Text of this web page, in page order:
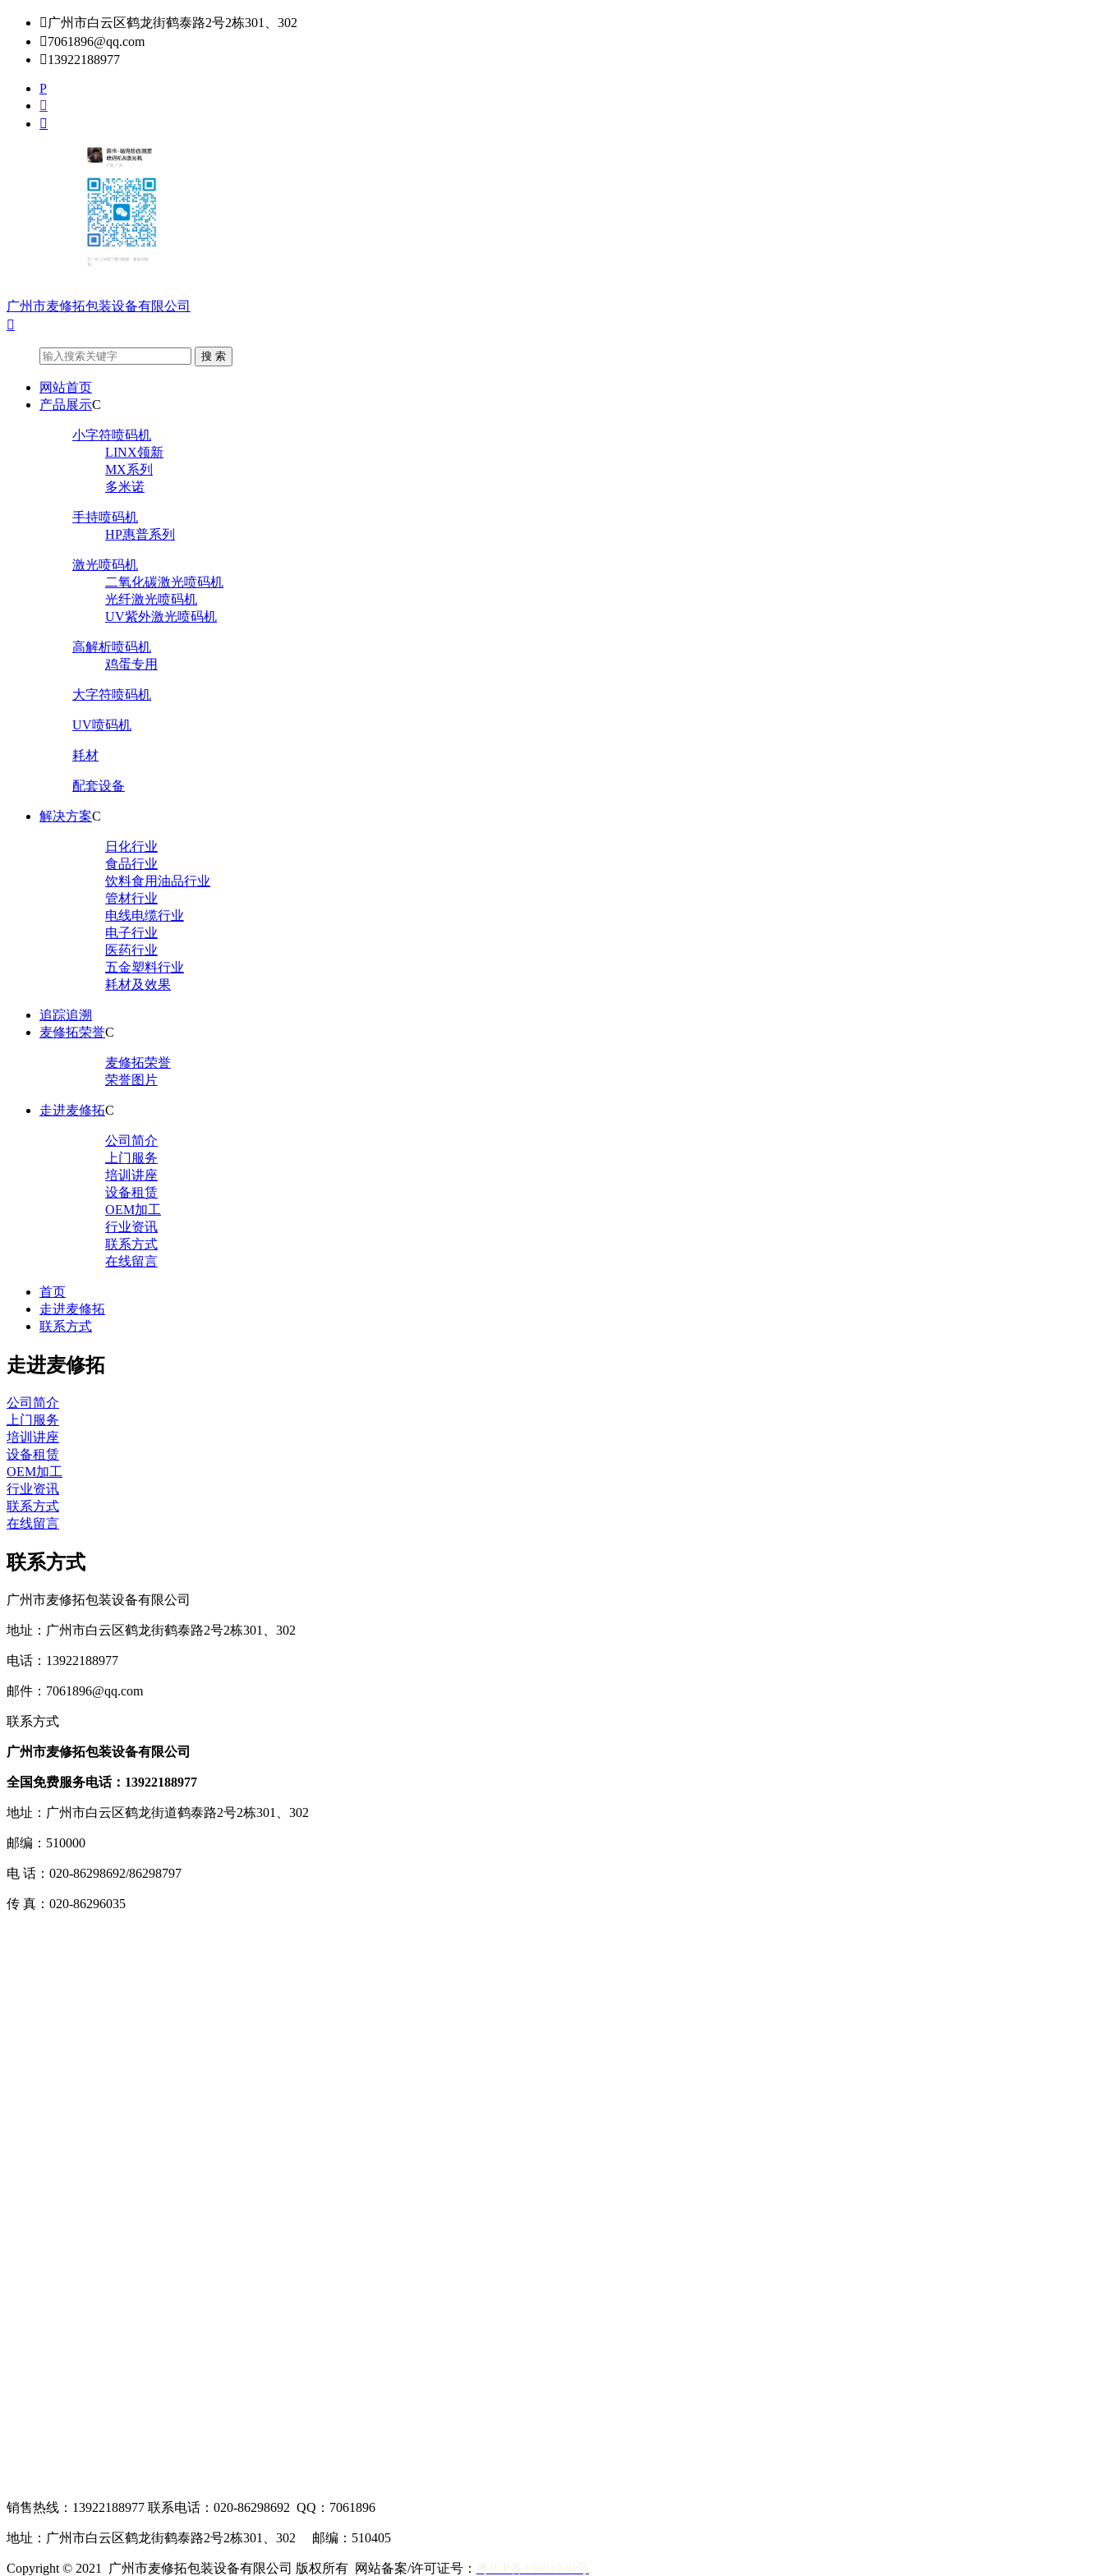
 广州市白云区鹤龙街鹤泰路2号2栋301、302
7061896@qq.com
13922188977
P


广州市麦修拓包装设备有限公司

网站首页
产品展示C
小字符喷码机
LINX领新
MX系列
多米诺
手持喷码机
HP惠普系列
激光喷码机
二氧化碳激光喷码机
光纤激光喷码机
UV紫外激光喷码机
高解析喷码机
鸡蛋专用
大字符喷码机
UV喷码机
耗材
配套设备
解决方案C
日化行业
食品行业
饮料食用油品行业
管材行业
电线电缆行业
电子行业
医药行业
五金塑料行业
耗材及效果
追踪追溯
麦修拓荣誉C
麦修拓荣誉
荣誉图片
走进麦修拓C
公司简介
上门服务
培训讲座
设备租赁
OEM加工
行业资讯
联系方式
在线留言
首页
走进麦修拓
联系方式
走进麦修拓
公司简介
上门服务
培训讲座
设备租赁
OEM加工
行业资讯
联系方式
在线留言
联系方式
广州市麦修拓包装设备有限公司
地址：广州市白云区鹤龙街鹤泰路2号2栋301、302
电话：13922188977
邮件：7061896@qq.com
联系方式
广州市麦修拓包装设备有限公司
全国免费服务电话： 13922188977
地址：广州市白云区鹤龙街道鹤泰路2号2栋301、302
邮编：510000
电 话：020-86298692/86298797
传 真：020-86296035
销售热线：13922188977 联系电话：020-86298692 QQ：7061896
地址：广州市白云区鹤龙街鹤泰路2号2栋301、302 邮编：510405
Copyright © 2021 广州市麦修拓包装设备有限公司 版权所有 网站备案/许可证号：